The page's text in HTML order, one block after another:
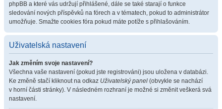
phpBB a které vás udržují přihlášené, dále se také starají o funkce
sledování nových příspěvků na fórech a v tématech, pokud to administrátor
umožňuje. Smažte cookies fóra pokud máte potíže s přihlašováním.
Uživatelská nastavení
Jak změním svoje nastavení?
Všechna vaše nastavení (pokud jste registrováni) jsou uložena v databázi.
Ke změně stačí kliknout na odkaz Uživatelský panel (obvykle se nachází
v horní části stránky). V následném rozhraní je možné si změnit veškerá svá
nastavení.